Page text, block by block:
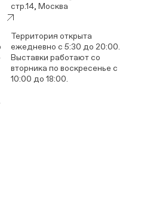
стр.14, Москва
Территория открыта
ежедневно с 5:30 до 20:00.
Выставки работают со
вторника по воскресенье с
10:00 до 18:00.